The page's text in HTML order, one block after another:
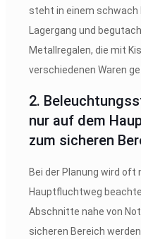
2.
nur auf dem
zum sicheren
Bei der Planung wird oft
Hauptfluchtweg
Abschnitte nahe von
sicheren Bereich